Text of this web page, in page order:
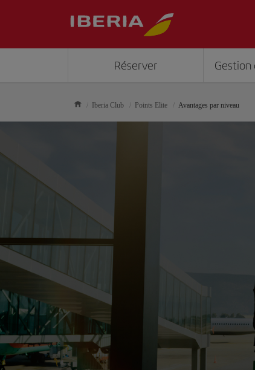
Réserver Gestion
Iberia Club Points Elite Avantages par niveau